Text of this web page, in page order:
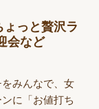
っと贅沢ラ
会など
みんなで、女
に「お値打ち